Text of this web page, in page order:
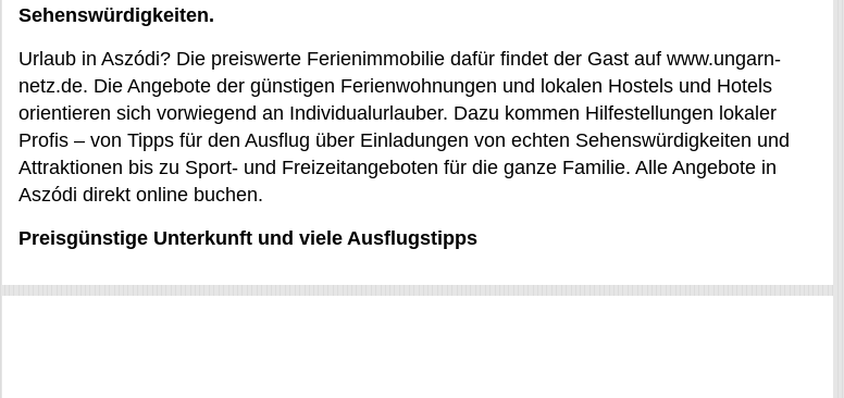
Sehenswürdigkeiten.
Urlaub in Aszódi? Die preiswerte Ferienimmobilie dafür findet der Gast auf www.ungarn-
netz.de. Die Angebote der günstigen Ferienwohnungen und lokalen Hostels und Hotels
orientieren sich vorwiegend an Individualurlauber. Dazu kommen Hilfestellungen lokaler
Profis – von Tipps für den Ausflug über Einladungen von echten Sehenswürdigkeiten und
Attraktionen bis zu Sport- und Freizeitangeboten für die ganze Familie. Alle Angebote in
Aszódi direkt online buchen.
Preisgünstige Unterkunft und viele Ausflugstipps